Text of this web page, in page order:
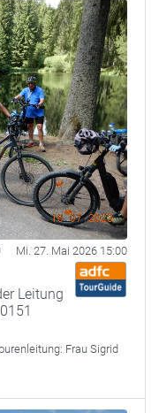
Mi. 27. Mai 2026 15:00
Leitung
Frau Sigrid